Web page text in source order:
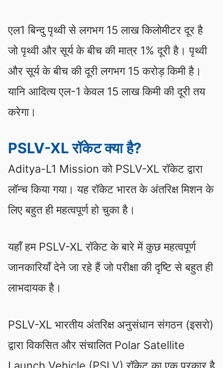
एल1 बिन्दु पृथ्वी से लगभग 15 लाख किलोमीटर दूर है
जो पृथ्वी और सूर्य के बीच की मात्र 1% दूरी है। पृथ्वी
और सूर्य के बीच की दूरी लगभग 15 करोड़ किमी है।
यानि आदित्य एल-1 केवल 15 लाख किमी की दूरी तय
करेगा।
PSLV-XL रॉकेट क्या है?
Aditya-L1 Mission को PSLV-XL रॉकेट द्वारा
लॉन्च किया गया। यह रॉकेट भारत के अंतरिक्ष मिशन के
लिए बहुत ही महत्वपूर्ण हो चुका है।
यहाँ हम PSLV-XL रॉकेट के बारे में कुछ महत्वपूर्ण
जानकारियाँ देने जा रहे हैं जो परीक्षा की दृष्टि से बहुत ही
लाभदायक है।
PSLV-XL भारतीय अंतरिक्ष अनुसंधान संगठन (इसरो)
द्वारा विकसित और संचालित Polar Satellite
Launch Vehicle (PSLV) रॉकेट का एक प्रकार है